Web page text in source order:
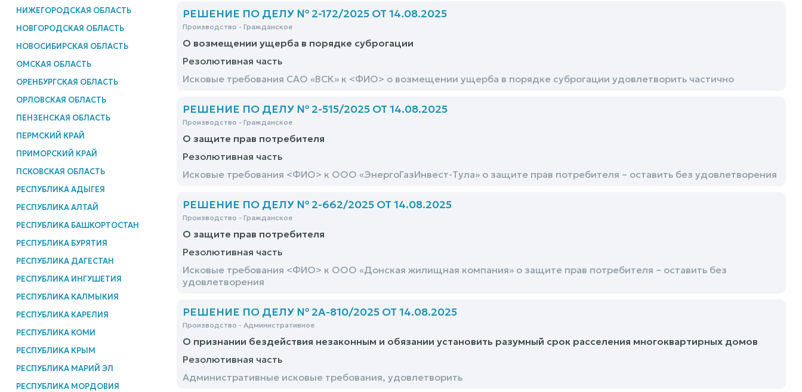
НИЖЕГОРОДСКАЯ ОБЛАСТЬ
НОВГОРОДСКАЯ ОБЛАСТЬ
НОВОСИБИРСКАЯ ОБЛАСТЬ
ОМСКАЯ ОБЛАСТЬ
ОРЕНБУРГСКАЯ ОБЛАСТЬ
ОРЛОВСКАЯ ОБЛАСТЬ
ПЕНЗЕНСКАЯ ОБЛАСТЬ
ПЕРМСКИЙ КРАЙ
ПРИМОРСКИЙ КРАЙ
ПСКОВСКАЯ ОБЛАСТЬ
РЕСПУБЛИКА АДЫГЕЯ
РЕСПУБЛИКА АЛТАЙ
РЕСПУБЛИКА БАШКОРТОСТАН
РЕСПУБЛИКА БУРЯТИЯ
РЕСПУБЛИКА ДАГЕСТАН
РЕСПУБЛИКА ИНГУШЕТИЯ
РЕСПУБЛИКА КАЛМЫКИЯ
РЕСПУБЛИКА КАРЕЛИЯ
РЕСПУБЛИКА КОМИ
РЕСПУБЛИКА КРЫМ
РЕСПУБЛИКА МАРИЙ ЭЛ
РЕСПУБЛИКА МОРДОВИЯ
РЕШЕНИЕ ПО ДЕЛУ № 2-172/2025 ОТ 14.08.2025
Производство - Гражданское
О возмещении ущерба в порядке суброгации
Резолютивная часть
Исковые требования САО «ВСК» к <ФИО> о возмещении ущерба в порядке суброгации удовлетворить частично
РЕШЕНИЕ ПО ДЕЛУ № 2-515/2025 ОТ 14.08.2025
Производство - Гражданское
О защите прав потребителя
Резолютивная часть
Исковые требования <ФИО> к ООО «ЭнергоГазИнвест-Тула» о защите прав потребителя – оставить без удовлетворения
РЕШЕНИЕ ПО ДЕЛУ № 2-662/2025 ОТ 14.08.2025
Производство - Гражданское
О защите прав потребителя
Резолютивная часть
Исковые требования <ФИО> к ООО «Донская жилищная компания» о защите прав потребителя – оставить без
удовлетворения
РЕШЕНИЕ ПО ДЕЛУ № 2А-810/2025 ОТ 14.08.2025
Производство - Административное
О признании бездействия незаконным и обязании установить разумный срок расселения многоквартирных домов
Резолютивная часть
Административные исковые требования, удовлетворить